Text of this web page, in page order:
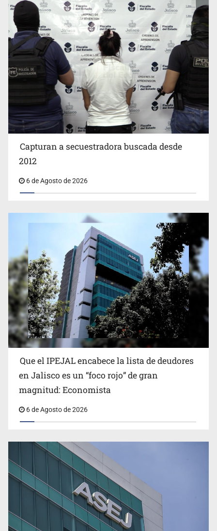
EUA investiga salmonela en jalapeños mexicanos
Proponen consulta popular por desarrollo de vivienda
en Mirador de San Isidro
Congreso, de vacación y con varios pendientes
Capturan a secuestradora buscada desde
2012
6 de Agosto de 2026
Que el IPEJAL encabece la lista de deudores
en Jalisco es un “foco rojo” de gran
magnitud: Economista
6 de Agosto de 2026